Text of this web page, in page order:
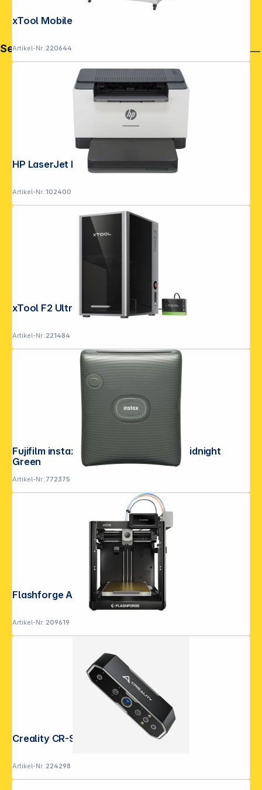
Artikel-Nr.:220644
HP LaserJet M 209 dw
Artikel-Nr.:102400
xTool F2 Ultra / Class 4
Artikel-Nr.:221484
Fujifilm instax SQUARE SQ Link EX D Midnight
Green
Artikel-Nr.:772375
Flashforge Adventurer 5X
Artikel-Nr.:209619
Creality CR-Scan Otter 3D Scanner
Artikel-Nr.:224298
Service
Folgen Sie uns auf